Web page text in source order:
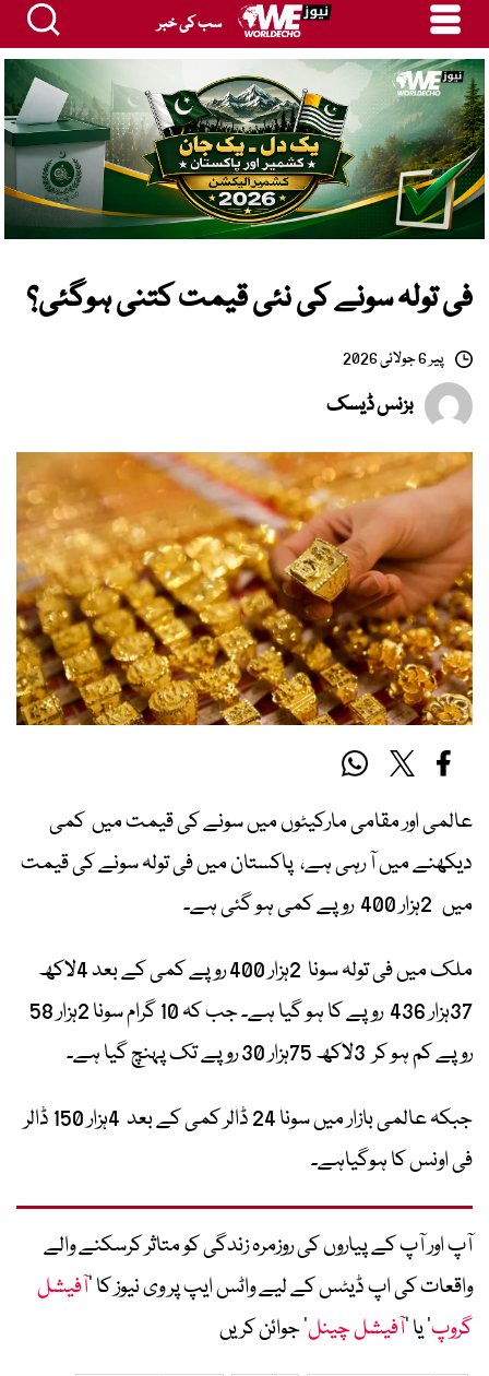
سب کی خبر
فی تولہ سونے کی نئی قیمت کتنی ہوگئی؟
پیر 6 جولائی 2026
بزنس ڈیسک
عالمی اور مقامی مارکیٹوں میں سونے کی قیمت میں کمی
دیکھنے میں آ رہی ہے، پاکستان میں فی تولہ سونے کی قیمت
میں 2ہزار 400 روپے کمی ہو گئی ہے۔
ملک میں فی تولہ سونا 2ہزار 400 روپے کمی کے بعد 4لاکھ
37ہزار 436 روپے کا ہو گیا ہے۔ جب کہ 10 گرام سونا 2ہزار 58
روپے کم ہو کر 3لاکھ 75ہزار 30 روپے تک پہنچ گیا ہے۔
جبکہ عالمی بازار میں سونا 24 ڈالر کمی کے بعد 4ہزار 150 ڈالر
فی اونس کا ہوگیاہے۔
آپ اور آپ کے پیاروں کی روزمرہ زندگی کو متاثر کرسکنے والے
واقعات کی اپ ڈیٹس کے لیے واٹس ایپ پر وی نیوز کا ’آفیشل
گروپ‘ یا ’آفیشل چینل‘ جوائن کریں